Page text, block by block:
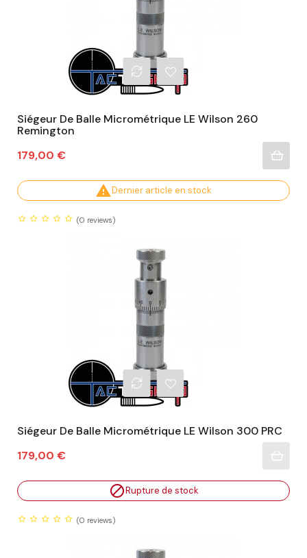
Siégeur De Balle Micrométrique LE Wilson 260
Remington
Prix
179,00 €
Dernier article en stock
(0 reviews)
Siégeur De Balle Micrométrique LE Wilson 300 PRC
Prix
179,00 €
Rupture de stock
(0 reviews)